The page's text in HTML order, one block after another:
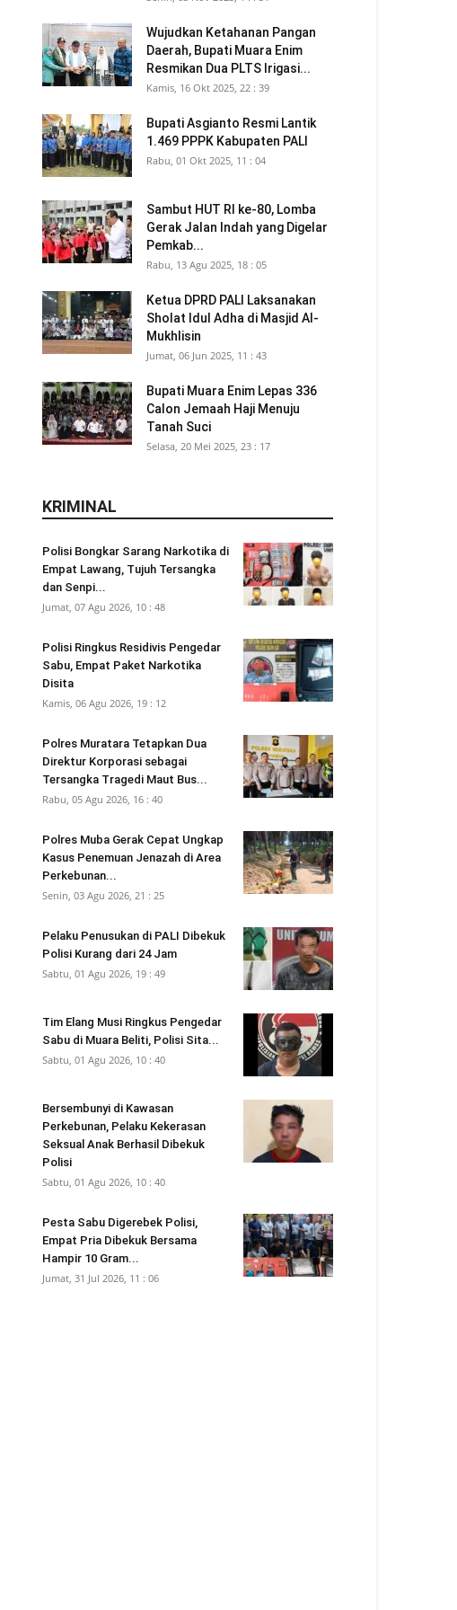
Wujudkan Ketahanan Pangan
Daerah, Bupati Muara Enim
Resmikan Dua PLTS Irigasi...
Kamis, 16 Okt 2025, 22 : 39
Bupati Asgianto Resmi Lantik
1.469 PPPK Kabupaten PALI
Rabu, 01 Okt 2025, 11 : 04
Sambut HUT RI ke-80, Lomba
Gerak Jalan Indah yang Digelar
Pemkab...
Rabu, 13 Agu 2025, 18 : 05
Ketua DPRD PALI Laksanakan
Sholat Idul Adha di Masjid Al-
Mukhlisin
Jumat, 06 Jun 2025, 11 : 43
Bupati Muara Enim Lepas 336
Calon Jemaah Haji Menuju
Tanah Suci
Selasa, 20 Mei 2025, 23 : 17
KRIMINAL
Polisi Bongkar Sarang Narkotika di
Empat Lawang, Tujuh Tersangka
dan Senpi...
Jumat, 07 Agu 2026, 10 : 48
Polisi Ringkus Residivis Pengedar
Sabu, Empat Paket Narkotika
Disita
Kamis, 06 Agu 2026, 19 : 12
Polres Muratara Tetapkan Dua
Direktur Korporasi sebagai
Tersangka Tragedi Maut Bus...
Rabu, 05 Agu 2026, 16 : 40
Polres Muba Gerak Cepat Ungkap
Kasus Penemuan Jenazah di Area
Perkebunan...
Senin, 03 Agu 2026, 21 : 25
Pelaku Penusukan di PALI Dibekuk
Polisi Kurang dari 24 Jam
Sabtu, 01 Agu 2026, 19 : 49
Tim Elang Musi Ringkus Pengedar
Sabu di Muara Beliti, Polisi Sita...
Sabtu, 01 Agu 2026, 10 : 40
Bersembunyi di Kawasan
Perkebunan, Pelaku Kekerasan
Seksual Anak Berhasil Dibekuk
Polisi
Sabtu, 01 Agu 2026, 10 : 40
Pesta Sabu Digerebek Polisi,
Empat Pria Dibekuk Bersama
Hampir 10 Gram...
Jumat, 31 Jul 2026, 11 : 06